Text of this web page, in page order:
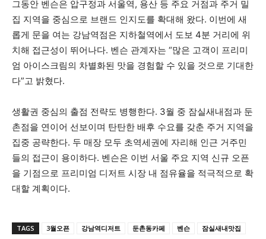
그동안 벤슨은 압구정과 서울역, 용산 등 주요 거점과 주거 밀
집 지역을 중심으로 브랜드 인지도를 확대해 왔다. 이번에 새
롭게 문을 여는 강남역점은 지하철역에서 도보 4분 거리에 위
치해 접근성이 뛰어나다. 벤슨 관계자는 “많은 고객이 프리미
엄 아이스크림의 차별화된 맛을 경험할 수 있을 것으로 기대한
다”고 밝혔다.
생활권 중심의 출점 전략도 병행한다. 3월 중 잠실새내점과 둔
촌점을 연이어 선보이며 탄탄한 배후 수요를 갖춘 주거 지역을
집중 공략한다. 두 매장 모두 초역세권에 자리해 인근 거주민
들의 접근이 용이하다. 벤슨은 이번 서울 주요 지역 신규 오픈
을 기점으로 프리미엄 디저트 시장 내 점유율을 적극적으로 확
대할 계획이다.
TAGS 3월오픈 강남역디저트 둔촌동카페 벤슨
잠실새내맛집